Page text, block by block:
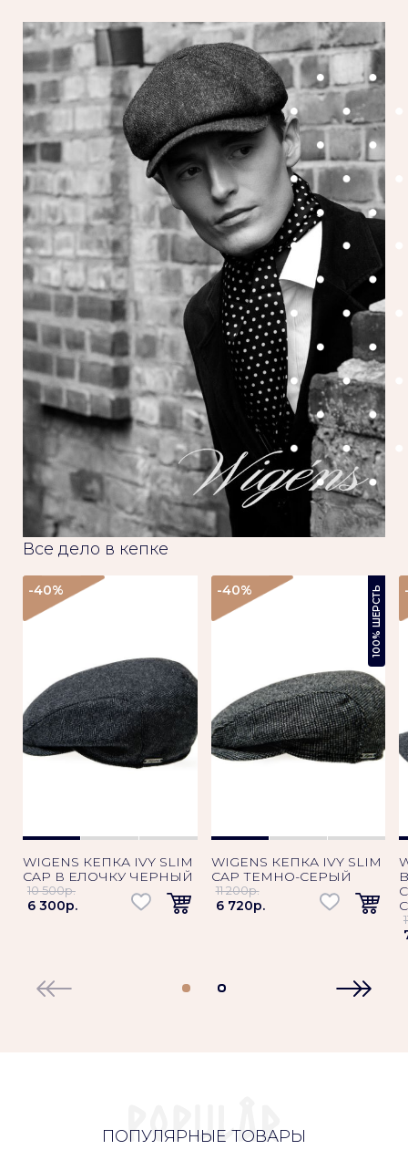
Все дело в кепке
-40%
WIGENS КЕПКА IVY SLIM
CAP В ЕЛОЧКУ ЧЕРНЫЙ
10 500p.
6 300p.
-40% 100% ШЕРСТЬ
WIGENS КЕПКА IVY SLIM
CAP ТЕМНО-СЕРЫЙ
11 200p.
6 720p.
ПОПУЛЯРНЫЕ ТОВАРЫ